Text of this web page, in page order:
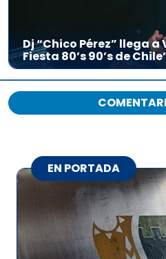
Dj “Chico Pérez” llega
Fiesta 80’s 90’s de
EN PORTADA